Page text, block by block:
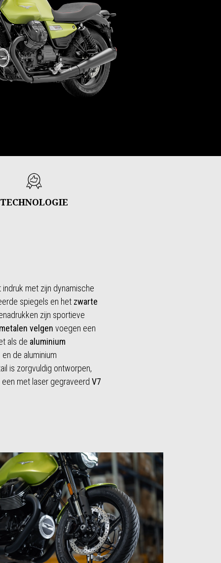
TECHNOLOGIE
met zijn dynamische
spiegels en het zwarte
zijn sportieve
velgen voegen een
als de aluminium
de aluminium
is zorgvuldig ontworpen,
met laser gegraveerd V7